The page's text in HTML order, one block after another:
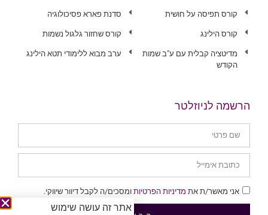
קורס תפיסה על חושית
קורס הילינג
מדיטציה קבלית עם ע"ב שמות
הקודש
סדנת פארא פסיכולוגיה
קורס שחזור גלגול נשמות
ערב מבוא ללימודי תטא הילינג
הרשמה לניוזלטר
אני מאשר/ת את מדיניות הפרטיות ומסכים/ה לקבל דיוור שיווקי.
אתר זה עושה שימוש